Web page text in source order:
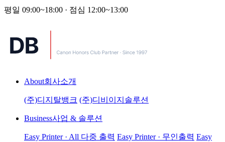
평일 09:00~18:00 · 점심 12:00~13:00
About회사소개
(주)디지탈뱅크 (주)디비이지솔루션
Business사업 & 솔루션
Easy Printer · All 다중 출력 Easy Printer · 무인출력 Easy